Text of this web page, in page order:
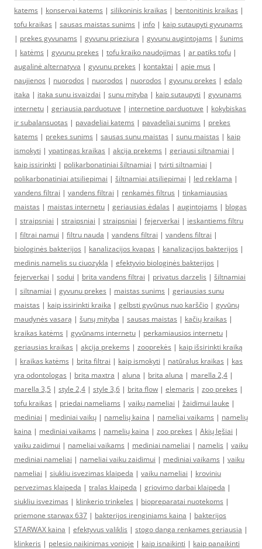
katems | konservai katems | silikoninis kraikas | bentonitinis kraikas |
tofu kraikas | sausas maistas sunims | info | kaip sutaupyti gyvunams
| prekes gyvunams | gyvunu prieziura | gyvunu augintojams | šunims
| katėms | gyvunu prekes | tofu kraiko naudojimas | ar patiks tofu |
augalinė alternatyva | gyvunu prekes | kontaktai | apie mus |
naujienos | nuorodos | nuorodos | nuorodos | gyvunu prekes | edalo
itaka | itaka sunu isvaizdai | sunu mityba | kaip sutaupyti | gyvunams
internetu | geriausia parduotuve | internetine parduotuve | kokybiskas
ir subalansuotas | pavadeliai katems | pavadeliai sunims | prekes
katems | prekes sunims | sausas sunu maistas | sunu maistas | kaip
ismokyti | ypatingas kraikas | akcija prekems | geriausi siltnamiai |
kaip issirinkti | polikarbonatiniai šiltnamiai | tvirti siltnamiai |
polikarbonatiniai atsiliepimai | šiltnamiai atsiliepimai | led reklama |
vandens filtrai | vandens filtrai | renkamės filtrus | tinkamiausias
maistas | maistas internetu | geriausias ėdalas | augintojams | blogas
| straipsniai | straipsniai | straipsniai | fejerverkai | ieskantiems filtru
| filtrai namui | filtru nauda | vandens filtrai | vandens filtrai |
biologinės bakterijos | kanalizacijos kvapas | kanalizacijos bakterijos |
medinis namelis su ciuozykla | efektyvio biologinės bakterijos |
fejerverkai | sodui | brita vandens filtrai | privatus darzelis | šiltnamiai
| siltnamiai | gyvunu prekes | maistas sunims | geriausias sunu
maistas | kaip issirinkti kraika | gelbsti gyvūnus nuo karščio | gyvūnų
maudynės vasarą | šunų mityba | sausas maistas | kačių kraikas |
kraikas katėms | gyvūnams internetu | perkamiausios internetu |
geriausias kraikas | akcija prekems | zooprekės | kaip išsirinkti kraiką
| kraikas katėms | brita filtrai | kaip ismokyti | natūralus kraikas | kas
yra odontologas | brita maxtra | aluna | brita aluna | marella 2,4 |
marella 3,5 | style 2,4 | style 3,6 | brita flow | elemaris | zoo prekes |
tofu kraikas | priedai nameliams | vaikų nameliai | žaidimui lauke |
mediniai | mediniai vaikų | namelių kaina | nameliai vaikams | namelių
kaina | mediniai vaikams | namelių kaina | zoo prekes | Akių lęšiai |
vaiku zaidimui | nameliai vaikams | mediniai nameliai | namelis | vaiku
mediniai nameliai | nameliai vaiku zaidimui | mediniai vaikams | vaiku
nameliai | siukliu isvezimas klaipeda | vaiku nameliai | kroviniu
pervezimas klaipeda | tralas klaipeda | griovimo darbai klaipeda |
siukliu isvezimas | klinkerio trinkeles | biopreparatai nuotekoms |
priemone starwax 637 | bakterijos irenginiams kaina | bakterijos
STARWAX kaina | efektyvus valiklis | stogo danga renkames geriausia |
klinkeris | pelesio naikinimas vonioje | kaip isnaikinti | kaip panaikinti